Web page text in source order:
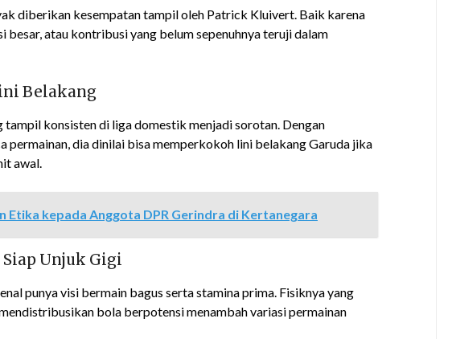
diberikan kesempatan tampil oleh Patrick Kluivert. Baik karena
atau kontribusi yang belum sepenuhnya teruji dalam
Belakang
tampil konsisten di liga domestik menjadi sorotan. Dengan
permainan, dia dinilai bisa memperkokoh lini belakang Garuda jika
awal.
Etika kepada Anggota DPR Gerindra di Kertanegara
Unjuk Gigi
punya visi bermain bagus serta stamina prima. Fisiknya yang
bola berpotensi menambah variasi permainan